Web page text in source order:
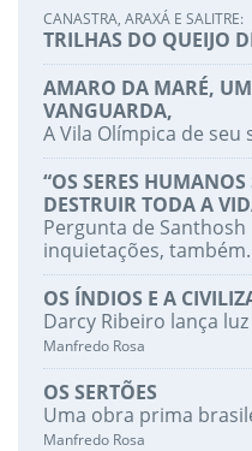
CANASTRA, ARAXÁ E SALITRE:
TRILHAS DO QUEIJO
AMARO DA MARÉ,
VANGUARDA,
A Vila Olímpica de seu
“OS SERES HUMANOS
DESTRUIR TODA A
Pergunta de Santhosh
inquietações, também.
OS ÍNDIOS E A
Darcy Ribeiro lança
Manfredo Rosa
OS SERTÕES
Uma obra prima
Manfredo Rosa